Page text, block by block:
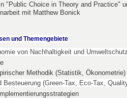
"Public Choice in Theory and Practice"
mit Matthew Bonick
und Themengebiete
von Nachhaltigkeit und Umweltschutz
Methodik (Statistik,
Besteuerung (Green-Tax, Eco-Tax,